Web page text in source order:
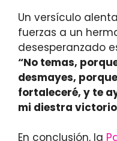
Un versículo
fuerzas a un
desesperanzado
“No temas,
desmayes,
fortaleceré, y te
mi diestra
En conclusión, la